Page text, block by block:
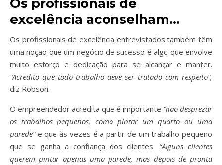
Os profissionais de
excelência aconselham…
Os profissionais de excelência entrevistados também têm
uma noção que um negócio de sucesso é algo que envolve
muito esforço e dedicação para se alcançar e manter.
“Acredito que todo trabalho deve ser tratado com respeito”,
diz Robson.
O empreendedor acredita que é importante “não desprezar
os trabalhos pequenos, como pintar um quarto ou uma
parede”e que às vezes é a partir de um trabalho pequeno
que se ganha a confiança dos clientes. “Alguns clientes
querem pintar apenas uma parede, mas depois de pronta